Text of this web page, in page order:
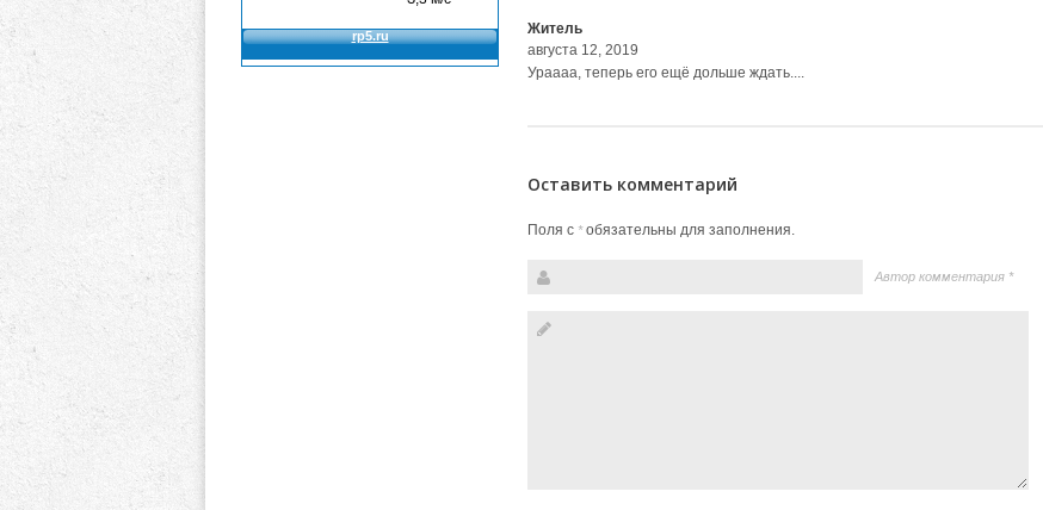
Житель
августа 12, 2019
Ураааа, теперь его ещё дольше ждать....
Оставить комментарий
Поля с *обязательны для заполнения.
Автор комментария *